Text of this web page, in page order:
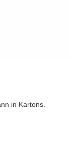
in Kartons.